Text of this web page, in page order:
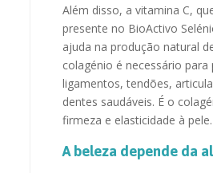
Além disso, a vitamina C,
presente no BioActivo
ajuda na produção natural
colagénio é necessário para
ligamentos, tendões,
dentes saudáveis. É o
firmeza e elasticidade à pele.
A beleza depende da